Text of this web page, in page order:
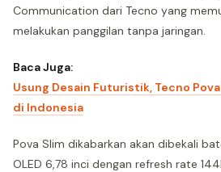
Communication dari Tecno yang
melakukan panggilan tanpa jaringan.
Baca Juga:
Usung Desain Futuristik, Tecno
di Indonesia
Pova Slim dikabarkan akan dibekali
OLED 6,78 inci dengan refresh rate